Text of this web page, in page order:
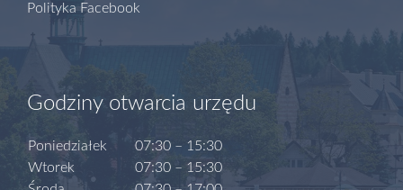
Polityka Facebook
Godziny otwarcia urzędu
Poniedziałek
Wtorek
07:30 – 15:30
07:30 – 15:30